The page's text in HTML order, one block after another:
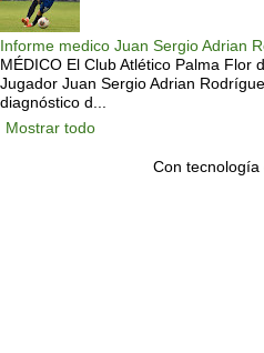
Informe medico Juan Sergio Adrian
MÉDICO El Club Atlético Palma Flor
Jugador Juan Sergio Adrian
diagnóstico d...
Mostrar todo
Con tecnología